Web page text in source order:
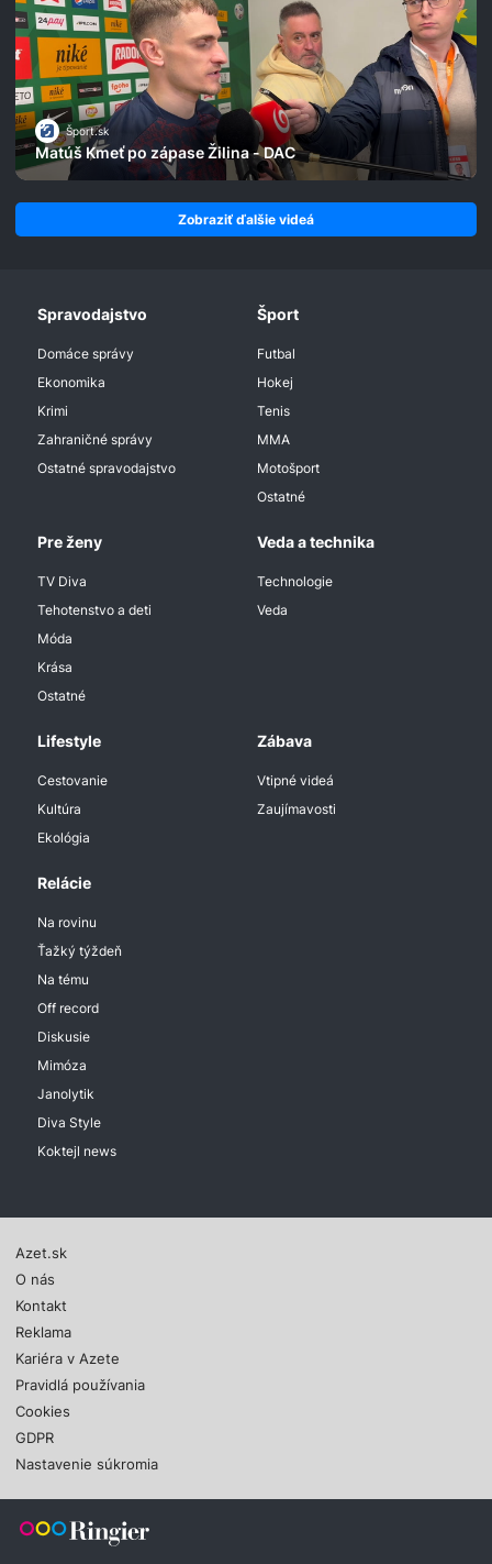
Šport.sk
Matúš Kmeť po zápase Žilina - DAC
Zobraziť ďalšie videá
Spravodajstvo
Domáce správy
Ekonomika
Krimi
Zahraničné správy
Ostatné spravodajstvo
Šport
Futbal
Hokej
Tenis
MMA
Motošport
Ostatné
Pre ženy
TV Diva
Tehotenstvo a deti
Móda
Krása
Ostatné
Veda a technika
Technologie
Veda
Lifestyle
Cestovanie
Kultúra
Ekológia
Zábava
Vtipné videá
Zaujímavosti
Relácie
Na rovinu
Ťažký týždeň
Na tému
Off record
Diskusie
Mimóza
Janolytik
Diva Style
Koktejl news
Azet.sk
O nás
Kontakt
Reklama
Kariéra v Azete
Pravidlá používania
Cookies
GDPR
Nastavenie súkromia